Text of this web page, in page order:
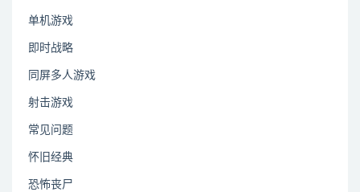
单机游戏
即时战略
同屏多人游戏
射击游戏
常见问题
怀旧经典
恐怖丧尸